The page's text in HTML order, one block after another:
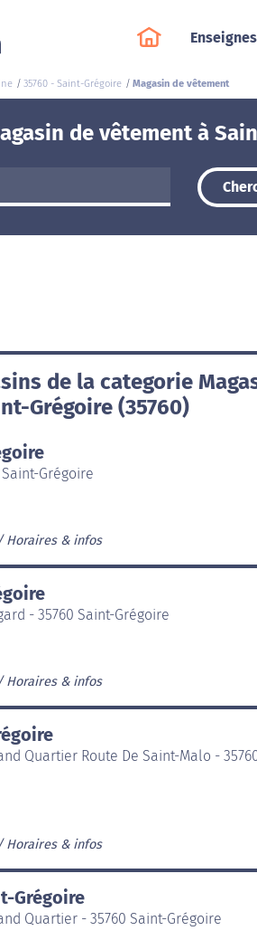
Enseignes
35760 - Saint-Grégoire Magasin de vêtement
de vêtement à
de la categorie
Grégoire (35760)
Grégoire
Horaires & infos
- 35760 Saint-Grégoire
Horaires & infos
Quartier Route De Saint-Malo -
Horaires & infos
Grégoire
Quartier - 35760 Saint-Grégoire